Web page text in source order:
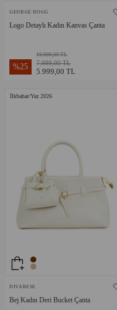
GEORGE HOGG
Logo Detaylı Kadın Kanvas Çanta
%25
19.999,00 TL
7.999,00 TL
5.999,00 TL
İlkbahar/Yaz 2026
DIVARESE
Bej Kadın Deri Bucket Çanta